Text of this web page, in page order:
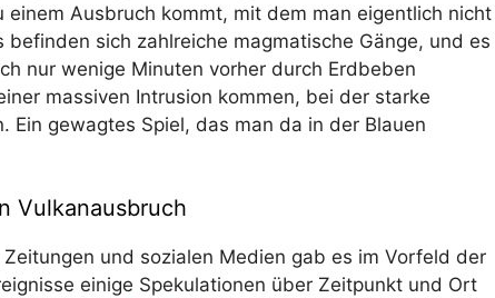
einem Ausbruch kommt, mit dem man eigentlich nicht
sich zahlreiche magmatische Gänge, und es
nur wenige Minuten vorher durch Erdbeben
massiven Intrusion kommen, bei der starke
Ein gewagtes Spiel, das man da in der Blauen
Vulkanausbruch
Zeitungen und sozialen Medien gab es im Vorfeld der
einige Spekulationen über Zeitpunkt und Ort